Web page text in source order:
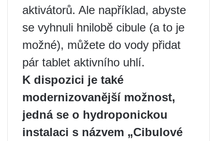
aktivátorů. Ale například, abyste
se vyhnuli hnilobě cibule (a to je
možné), můžete do vody přidat
pár tablet aktivního uhlí.
K dispozici je také
modernizovanější možnost,
jedná se o hydroponickou
instalaci s názvem „Cibulové